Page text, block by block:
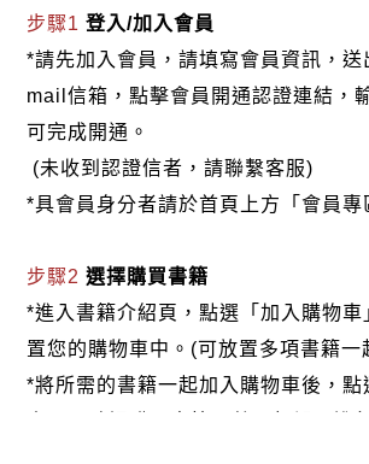
步驟1登入/加入會員
*請先加入會員，請填寫會員資訊，
mail信箱，點擊會員開通認證連結，
可完成開通。
(未收到認證信者，請聯繫客服)
*具會員身分者請於首頁上方「會員專
步驟2選擇購買書籍
*進入書籍介紹頁，點選「加入購物車
置您的購物車中。(可放置多項書籍一
*將所需的書籍一起加入購物車後，點